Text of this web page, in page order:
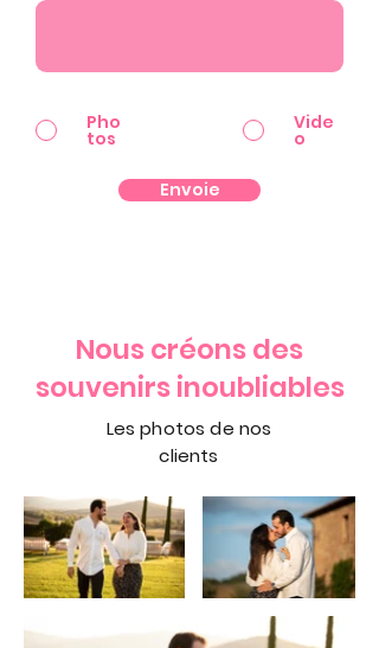
Pho
tos
Vide
o
Envoie
Nous créons des
souvenirs inoubliables
Les photos de nos
clients